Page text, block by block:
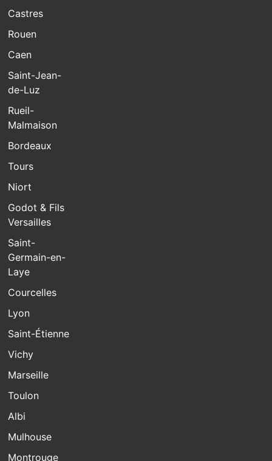
Castres
Rouen
Caen
Saint-Jean-
de-Luz
Rueil-
Malmaison
Bordeaux
Tours
Niort
Godot & Fils
Versailles
Saint-
Germain-en-
Laye
Courcelles
Lyon
Saint-Étienne
Vichy
Marseille
Toulon
Albi
Mulhouse
Montrouge